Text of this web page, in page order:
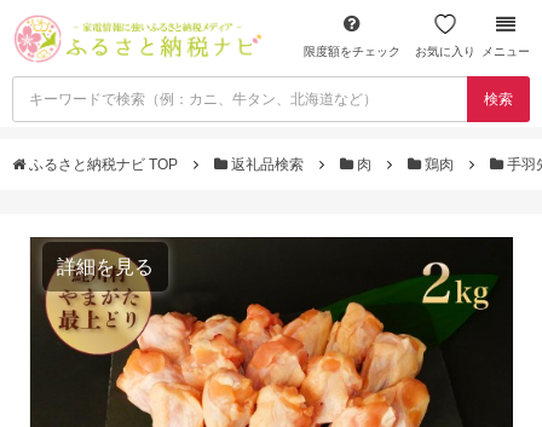
限度額をチェック お気に入り メニュー
検索
ふるさと納税ナビ TOP 返礼品検索 肉 鶏肉 手羽
詳細を見る